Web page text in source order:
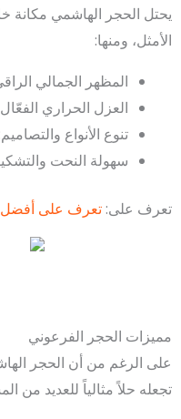
يحتل الحجر الهاشمي مكانة
الأمثل، ومنها:
المظهر الجمالي
العزل الحراري
تنوع الأنواع والتصاميم: بتعدد أنواعه
سهولة النحت
تعرف على: تعرف على أفضل 7 أنواع الحجر الهاشمي (هيصم، كريمي، رزة…) وكيف تختار الأنسب لك
مميزات الحجر الفرعوني
على الرغم من أن الحجر
تجعله حلاً مثالياً للعديد من